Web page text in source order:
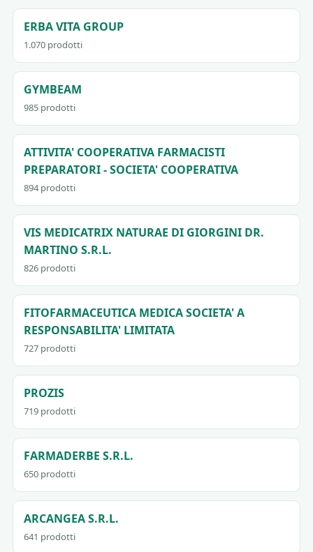
ERBA VITA GROUP
1.070 prodotti
GYMBEAM
985 prodotti
ATTIVITA' COOPERATIVA FARMACISTI
PREPARATORI - SOCIETA' COOPERATIVA
894 prodotti
VIS MEDICATRIX NATURAE DI GIORGINI DR.
MARTINO S.R.L.
826 prodotti
FITOFARMACEUTICA MEDICA SOCIETA' A
RESPONSABILITA' LIMITATA
727 prodotti
PROZIS
719 prodotti
FARMADERBE S.R.L.
650 prodotti
ARCANGEA S.R.L.
641 prodotti